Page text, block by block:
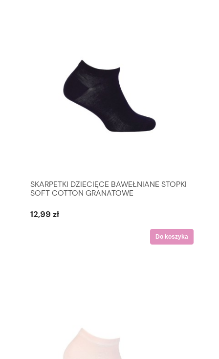
SKARPETKI DZIECIĘCE BAWEŁNIANE STOPKI
SOFT COTTON GRANATOWE
12,99 zł
Do koszyka